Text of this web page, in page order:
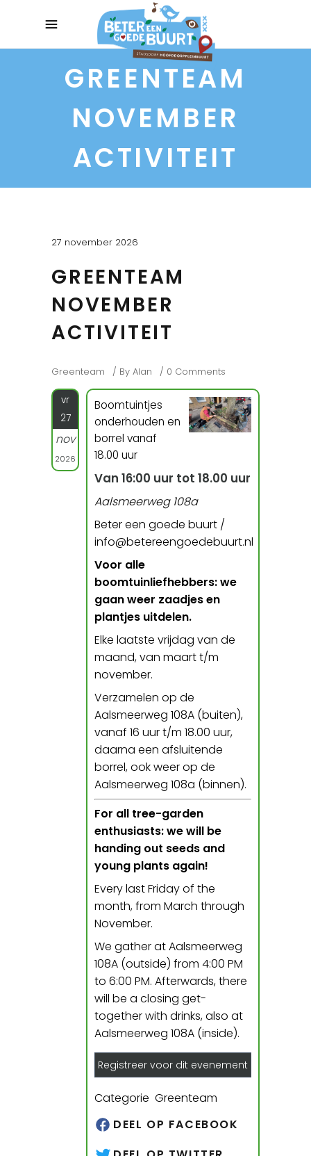
GREENTEAM
NOVEMBER
ACTIVITEIT
27 november 2026
GREENTEAM
NOVEMBER
ACTIVITEIT
Greenteam By Alan 0 Comments
vr
27
nov
2026
Boomtuintjes
onderhouden en
borrel vanaf
18.00 uur
Van 16:00 uur tot 18.00 uur
Aalsmeerweg 108a
Beter een goede buurt /
info@betereengoedebuurt.nl
Voor alle
boomtuinliefhebbers: we
gaan weer zaadjes en
plantjes uitdelen.
Elke laatste vrijdag van de
maand, van maart t/m
november.
Verzamelen op de
Aalsmeerweg 108A (buiten),
vanaf 16 uur t/m 18.00 uur,
daarna een afsluitende
borrel, ook weer op de
Aalsmeerweg 108a (binnen).
For all tree-garden
enthusiasts: we will be
handing out seeds and
young plants again!
Every last Friday of the
month, from March through
November.
We gather at Aalsmeerweg
108A (outside) from 4:00 PM
to 6:00 PM. Afterwards, there
will be a closing get-
together with drinks, also at
Aalsmeerweg 108A (inside).
Registreer voor dit evenement
Categorie Greenteam
DEEL OP FACEBOOK